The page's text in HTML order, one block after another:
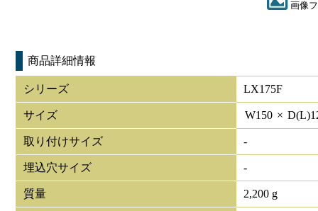
画像
商品詳細情報
シリーズ LX175F
サイズ W150 × D(L)
取り付けサイズ -
埋込穴サイズ -
質量 2,200 g